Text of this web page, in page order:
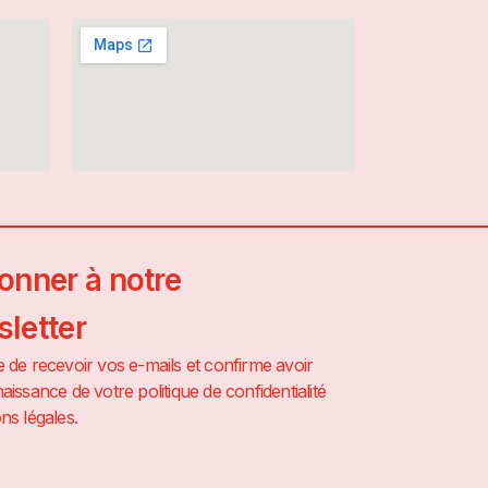
à notre
de recevoir vos e-mails et confirme avoir
de votre politique de confidentialité
légales.